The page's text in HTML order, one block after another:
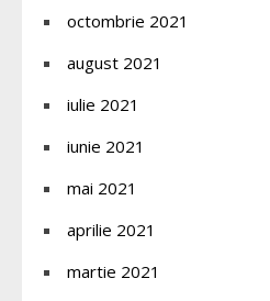
octombrie 2021
august 2021
iulie 2021
iunie 2021
mai 2021
aprilie 2021
martie 2021